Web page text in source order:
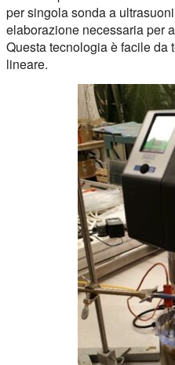
per singola sonda a
elaborazione necessaria per
Questa tecnologia è facile da
lineare.